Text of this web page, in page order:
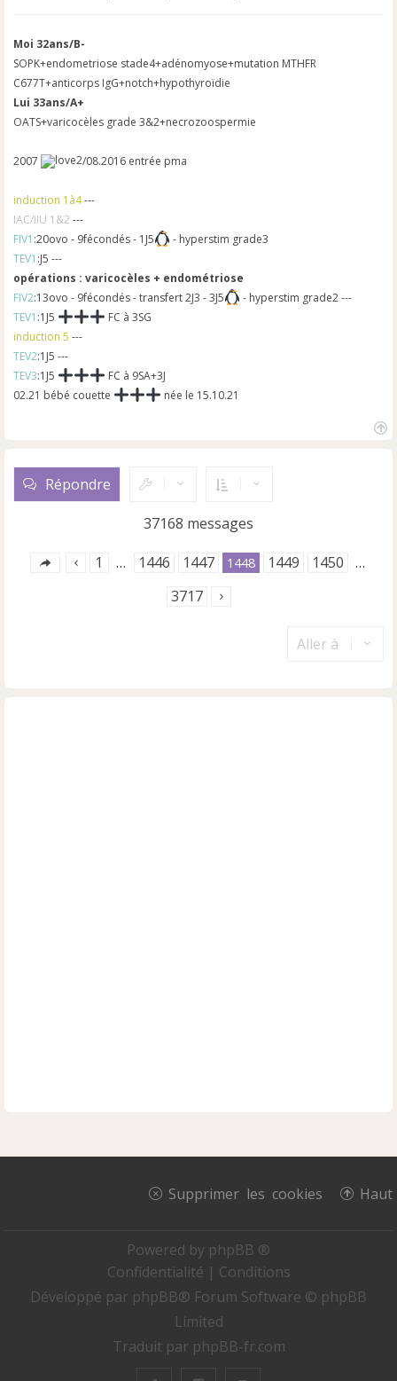
Moi 32ans/B-
SOPK+endometriose stade4+adénomyose+mutation MTHFR
C677T+anticorps IgG+notch+hypothyroïdie
Lui 33ans/A+
OATS+varicocèles grade 3&2+necrozoospermie
2007 /08.2016 entrée pma
induction 1à4---
IAC/IIU 1&2 ---
FIV1 :20ovo - 9fécondés - 1J5
- hyperstim grade3
TEV1 :J5 ---
opérations : varicocèles + endométriose
FIV2:13ovo - 9fécondés - transfert 2J3 - 3J5
- hyperstim grade2 ---
TEV1 :1J5
FC à 3SG
induction 5 ---
TEV2:1J5 ---
TEV3:1J5
FC à 9SA+3J
02.21 bébé couette
née le 15.10.21
Répondre
37168 messages
1 … 1446 1447 1448 1449 1450 …
3717
Aller à
Haut
Supprimer les cookies
Powered by phpBB ®
Confidentialité | Conditions
Développé par phpBB® Forum Software © phpBB
Limited
Traduit par phpBB-fr.com